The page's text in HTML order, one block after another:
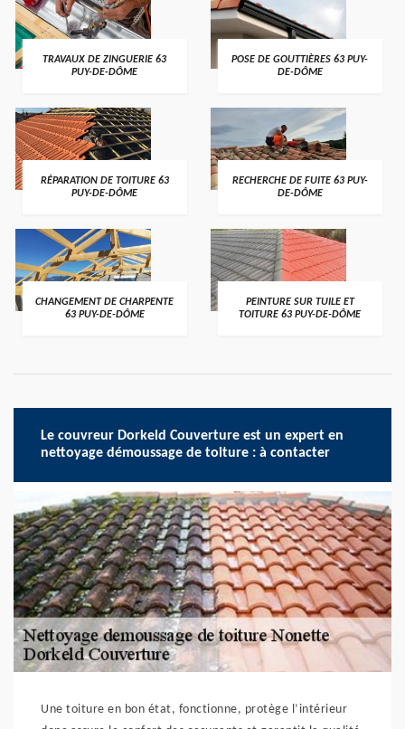
TRAVAUX DE ZINGUERIE 63
PUY-DE-DÔME
POSE DE GOUTTIÈRES 63 PUY-
DE-DÔME
RÉPARATION DE TOITURE 63
PUY-DE-DÔME
RECHERCHE DE FUITE 63 PUY-
DE-DÔME
CHANGEMENT DE CHARPENTE
63 PUY-DE-DÔME
PEINTURE SUR TUILE ET
TOITURE 63 PUY-DE-DÔME
Le couvreur Dorkeld Couverture est un expert en
nettoyage démoussage de toiture : à contacter
Une toiture en bon état, fonctionne, protège l’intérieur